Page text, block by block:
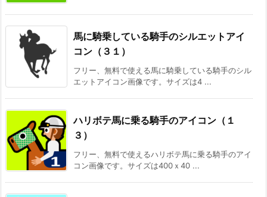
馬に騎乗している騎手のシルエットアイ
コン（３１）
フリー、無料で使える馬に騎乗している騎手のシル
エットアイコン画像です。サイズは4 ...
ハリボテ馬に乗る騎手のアイコン（１
３）
フリー、無料で使えるハリボテ馬に乗る騎手のアイ
コン画像です。サイズは400ｘ40 ...